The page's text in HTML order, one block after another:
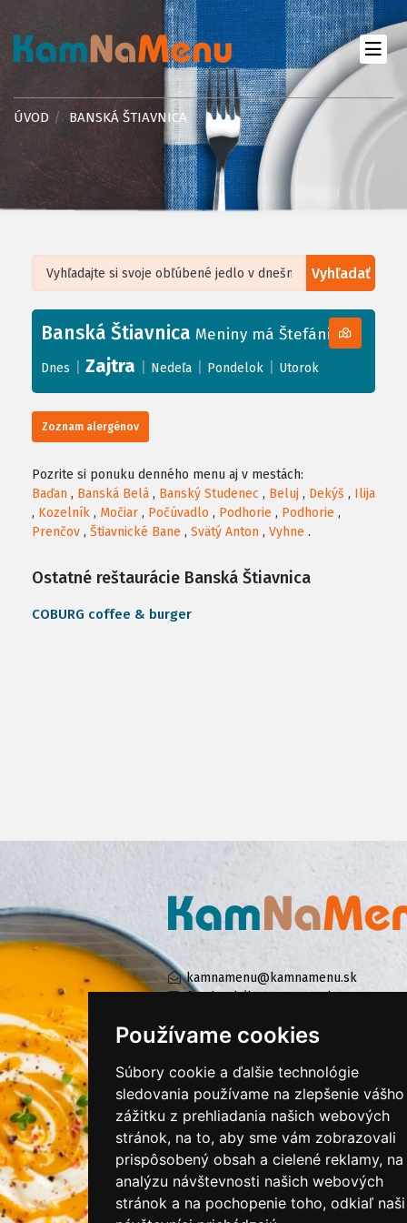
Používame cookies
Súbory cookie a ďalšie technológie
sledovania používame na zlepšenie vášho
zážitku z prehliadania našich webových
stránok, na to, aby sme vám zobrazovali
prispôsobený obsah a cielené reklamy, na
analýzu návštevnosti našich webových
stránok a na pochopenie toho, odkiaľ naši
ÚVOD BANSKÁ ŠTIAVNICA
Vyhľadať
+
−
Leaflet| ©OpenStreetMap, Tiles courtesy ofHumanitarian OpenStreetMap
Banská Štiavnica Meniny má Štefánia
Dnes Zajtra Nedeľa Pondelok Utorok
Zoznam alergénov
Pozrite si ponuku denného menu aj v mestách:
Baďan , Banská Belá , Banský Studenec , Beluj , Dekýš , Ilija
, Kozelník , Močiar , Počúvadlo , Podhorie , Podhorie ,
Prenčov , Štiavnické Bane , Svätý Anton , Vyhne .
Ostatné reštaurácie Banská Štiavnica
COBURG coffee & burger
kamnamenu@kamnamenu.sk
facebook/kamnamenu.sk
PRIHLÁSIŤ SA DO ZÁKAZNÍCKEJ ZÓNY
Všeobecné obchodné podmienky